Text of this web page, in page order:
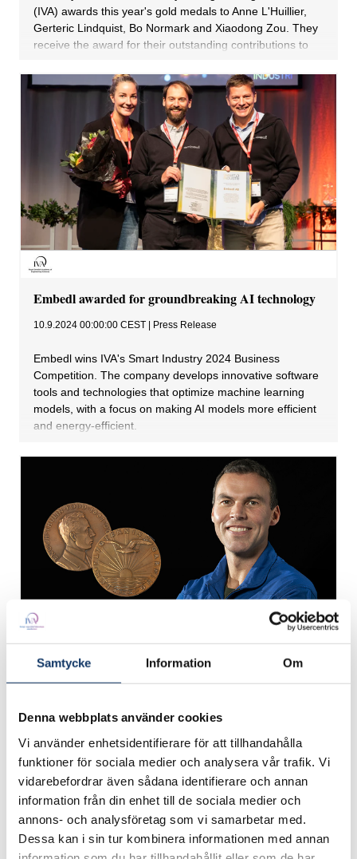
Samtycke Information Om
Denna webbplats använder cookies
Vi använder enhetsidentifierare för att tillhandahålla
funktioner för sociala medier och analysera vår trafik. Vi
vidarebefordrar även sådana identifierare och annan
information från din enhet till de sociala medier och
annons- och analysföretag som vi samarbetar med.
Dessa kan i sin tur kombinera informationen med annan